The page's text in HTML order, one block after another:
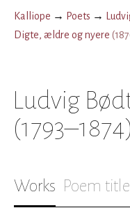
Kalliope → Poets →
Digte, ældre og nyere (
Ludvig
(1793–1874)
Works Poem